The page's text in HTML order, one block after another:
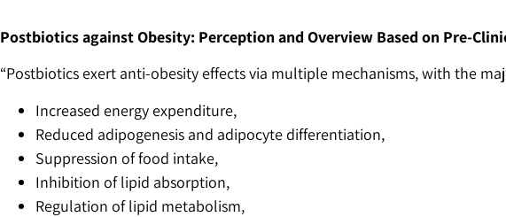
Postbiotics against Obesity: Perception and Overview Based on Pre-
“Postbiotics exert anti-obesity effects via multiple mechanisms, with the
Increased energy expenditure,
Reduced adipogenesis and adipocyte differentiation,
Suppression of food intake,
Inhibition of lipid absorption,
Regulation of lipid metabolism,